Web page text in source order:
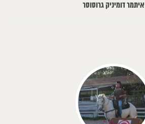
איתמר דומיניק גרוסוסר